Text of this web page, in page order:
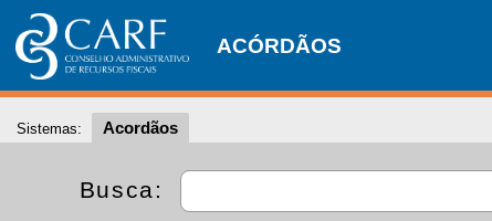
ACÓRDÃOS
Sistemas: Acordãos
Busca: